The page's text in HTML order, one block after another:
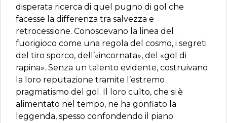
disperata ricerca di quel pugno di gol che
facesse la differenza tra salvezza e
retrocessione. Conoscevano la linea del
fuorigioco come una regola del cosmo, i segreti
del tiro sporco, dell’«incornata», del «gol di
rapina». Senza un talento evidente, costruivano
la loro reputazione tramite l’estremo
pragmatismo del gol. Il loro culto, che si è
alimentato nel tempo, ne ha gonfiato la
leggenda, spesso confondendo il piano